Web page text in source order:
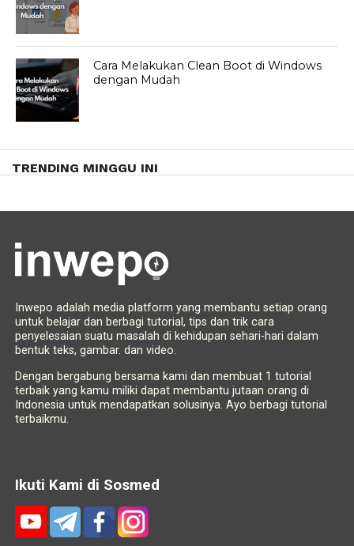
Cara Melakukan Clean Boot di Windows
dengan Mudah
TRENDING MINGGU INI
Inwepo adalah media platform yang membantu setiap orang
untuk belajar dan berbagi tutorial, tips dan trik cara
penyelesaian suatu masalah di kehidupan sehari-hari dalam
bentuk teks, gambar. dan video.
Dengan bergabung bersama kami dan membuat 1 tutorial
terbaik yang kamu miliki dapat membantu jutaan orang di
Indonesia untuk mendapatkan solusinya. Ayo berbagi tutorial
terbaikmu.
Ikuti Kami di Sosmed